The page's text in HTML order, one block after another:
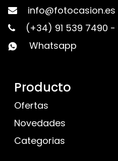
info@fotocasion.es
(+34) 91 539 7490 -
Whatsapp
Producto
Ofertas
Novedades
Categorias